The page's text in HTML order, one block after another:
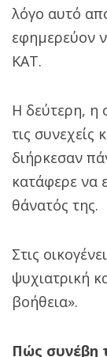
λόγο αυτό
εφημερεύον
ΚΑΤ.
Η δεύτερη, η
τις συνεχείς
διήρκεσαν
κατάφερε να
θάνατός της.
Στις
ψυχιατρική
βοήθεια».
Πώς συνέβη